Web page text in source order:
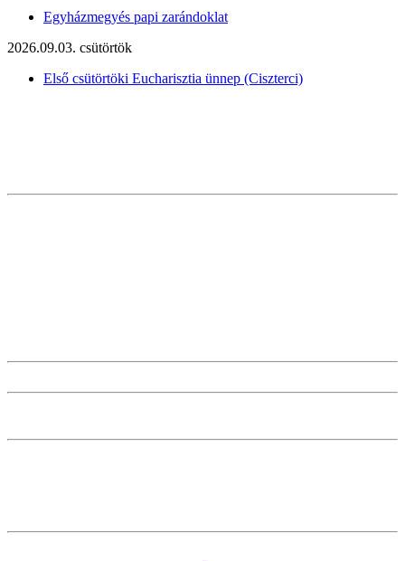
Egyházmegyés papi zarándoklat
2026.09.03. csütörtök
Első csütörtöki Eucharisztia ünnep (Ciszterci)